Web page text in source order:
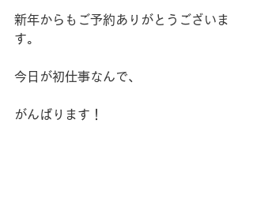
新年からもご予約ありがとうございま
す。
今日が初仕事なんで、
がんばります！